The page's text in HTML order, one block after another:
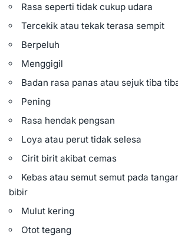
Rasa seperti tidak cukup udara
Tercekik atau tekak terasa sempit
Berpeluh
Menggigil
Badan rasa panas atau sejuk tiba
Pening
Rasa hendak pengsan
Loya atau perut tidak selesa
Cirit birit akibat cemas
Kebas atau semut semut pada
bibir
Mulut kering
Otot tegang